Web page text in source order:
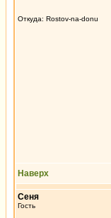
Откуда: Rostov-na-donu
Наверх
Сеня
Гость